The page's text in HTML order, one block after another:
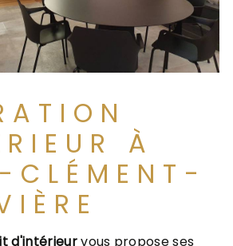
À
CLÉMENT-
d'intérieurvous propose ses